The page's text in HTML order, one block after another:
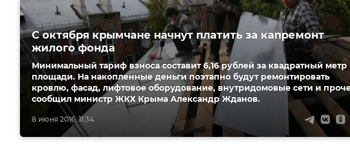
8 июня 2016, 11:34
С октября крымчане начнут платить за капремонт
жилого фонда
Минимальный тариф взноса составит 6,16 рублей за квадратный метр
площади. На накопленные деньги поэтапно будут ремонтировать
кровлю, фасад, лифтовое оборудование, внутридомовые сети и
сообщил министр ЖКХ Крыма Александр Жданов.